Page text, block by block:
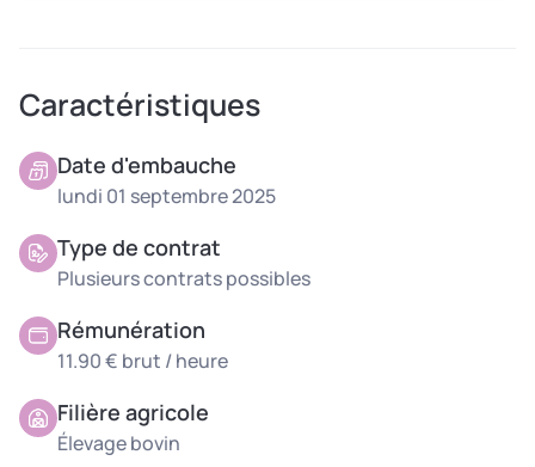
Informations
complémentaires
Types de contrats proposés : stage, alternance, CDD …
(possibilité pour les stages ouvriers ingénieur agro)
Caractéristiques
Date d'embauche
lundi 01 septembre 2025
Type de contrat
Plusieurs contrats possibles
Rémunération
11.90 € brut / heure
Filière agricole
Élevage bovin